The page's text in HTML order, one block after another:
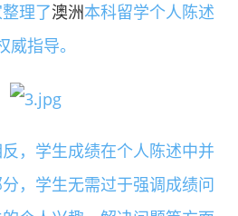
理了澳洲本科留学个人陈述
威指导。
，学生成绩在个人陈述中并
，学生无需过于强调成绩问